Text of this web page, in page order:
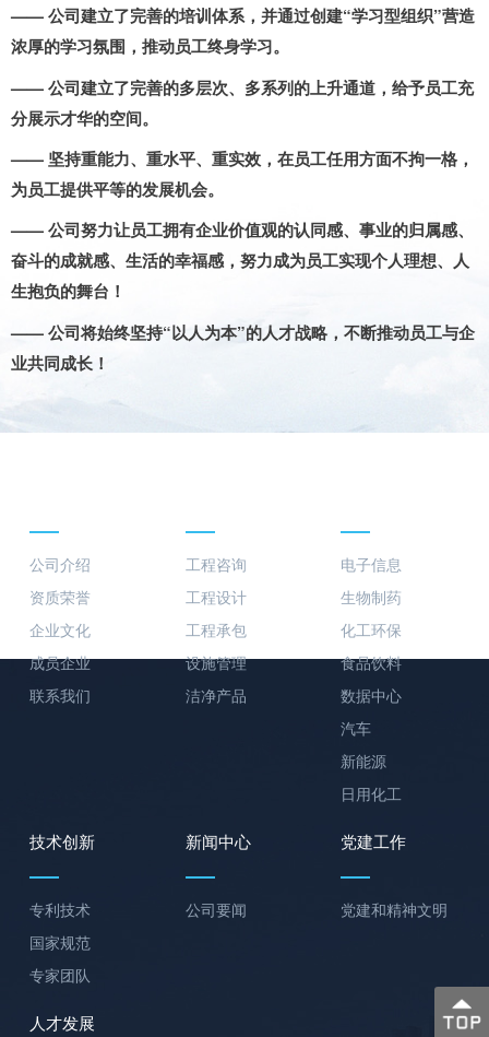
—— 公司建立了完善的培训体系，并通过创建“学习型组织”营造
浓厚的学习氛围，推动员工终身学习。
—— 公司建立了完善的多层次、多系列的上升通道，给予员工充
分展示才华的空间。
—— 坚持重能力、重水平、重实效，在员工任用方面不拘一格，
为员工提供平等的发展机会。
—— 公司努力让员工拥有企业价值观的认同感、事业的归属感、
奋斗的成就感、生活的幸福感，努力成为员工实现个人理想、人
生抱负的舞台！
—— 公司将始终坚持“以人为本”的人才战略，不断推动员工与企
业共同成长！
公司介绍
资质荣誉
企业文化
成员企业
联系我们
工程咨询
工程设计
工程承包
设施管理
洁净产品
电子信息
生物制药
化工环保
食品饮料
数据中心
汽车
新能源
日用化工
技术创新
专利技术
国家规范
专家团队
新闻中心
公司要闻
党建工作
党建和精神文明
人才发展